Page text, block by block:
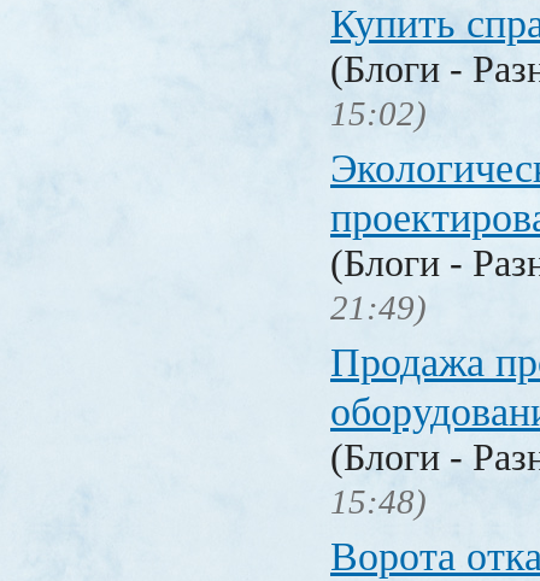
Купить
(Блоги -
15:02)
(Блоги -
21:49)
Продажа
(Блоги -
15:48)
Ворота